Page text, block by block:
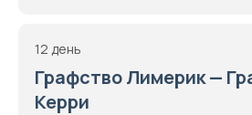
12 день
Графство Лимерик —
Керри